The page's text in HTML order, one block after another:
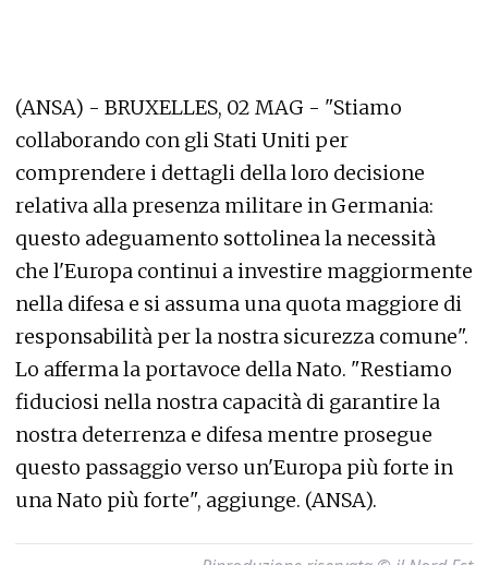
(ANSA) - BRUXELLES, 02 MAG - "Stiamo
collaborando con gli Stati Uniti per
comprendere i dettagli della loro decisione
relativa alla presenza militare in Germania:
questo adeguamento sottolinea la necessità
che l'Europa continui a investire maggiormente
nella difesa e si assuma una quota maggiore di
responsabilità per la nostra sicurezza comune".
Lo afferma la portavoce della Nato. "Restiamo
fiduciosi nella nostra capacità di garantire la
nostra deterrenza e difesa mentre prosegue
questo passaggio verso un'Europa più forte in
una Nato più forte", aggiunge. (ANSA).